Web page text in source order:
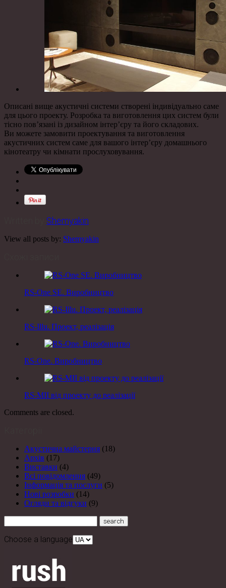
Описані вище акустичні системи створені індивідуально саме
для цього проекту. Розробка та виготовлення цих систем були
тісно пов’язані із дизайном інтер’єру та його складових.
Ви можете замовити проектування та виготовлення
акустичних систем саме для вашого інтер’єру домашнього
кінотеатру чи кімнати прослуховування.
Shemyakin
View all posts by: Shemyakin
RS-One SE. Виробництво
RS-Illu. Проект, реалізація
RS-One. Виробництво
RS-MII від проекту до реалізації
Comments are closed.
Акустична майстерня (18)
Архів (17)
Виставки (4)
Всі повідомлення (49)
Інформація та послуги (5)
Нові розробки (14)
Огляди та відгуки (9)
Choose a language